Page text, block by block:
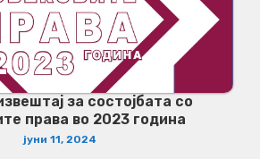
за состојбата со
права во 2023 година
јуни 11, 2024